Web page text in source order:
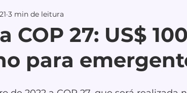
COP 27: US$ 100
para
3 min de leitura